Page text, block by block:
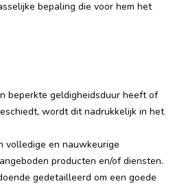
bepaling die voor hem het
beperkte geldigheidsduur heeft of
wordt dit nadrukkelijk in het
volledige en nauwkeurige
producten en/of diensten.
gedetailleerd om een goede